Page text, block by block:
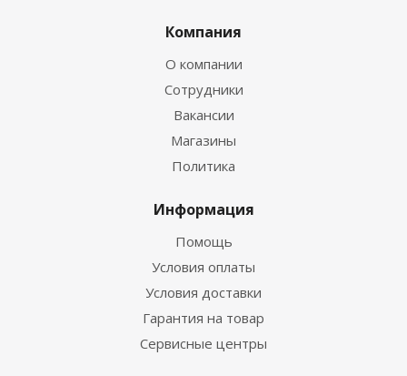
Компания
О компании
Сотрудники
Вакансии
Магазины
Политика
Информация
Помощь
Условия оплаты
Условия доставки
Гарантия на товар
Сервисные центры